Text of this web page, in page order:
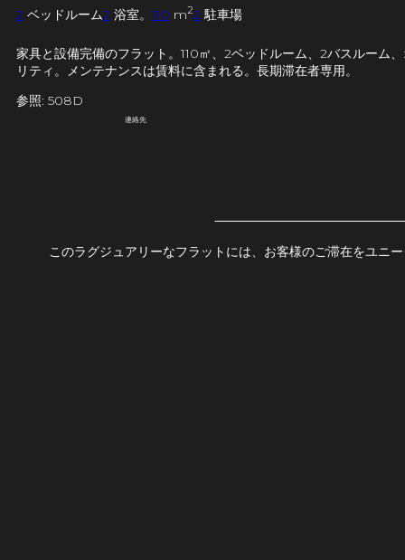
2 ベッドルーム2 浴室。110 m22 駐車場
家具と設備完備のフラット。110㎡、2ベッドルーム、2バスルーム
リティ。メンテナンスは賃料に含まれる。長期滞在者専用。
参照: 508D
連絡先
このラグジュアリーなフラットには、お客様のご滞在をユニ